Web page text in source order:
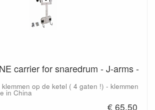
carrier for snaredrum - J-arms -
op de ketel ( 4 gaten !) - klemmen
in China
€ 65.50